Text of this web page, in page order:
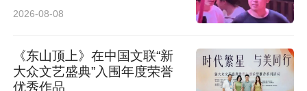
2026-08-08
《东山顶上》在中国文联“新
大众文艺盛典”入围年度荣誉
优秀作品